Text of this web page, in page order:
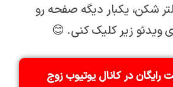
شکن، یکبار دیگه صفحه رو
ویدئو زیر کلیک کنی. 😊
رایگان در کانال یوتیوب زوج